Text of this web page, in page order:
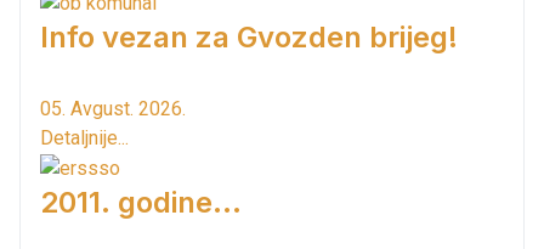
Info vezan za Gvozden brijeg!
05. Avgust. 2026.
Detaljnije...
2011. godine...